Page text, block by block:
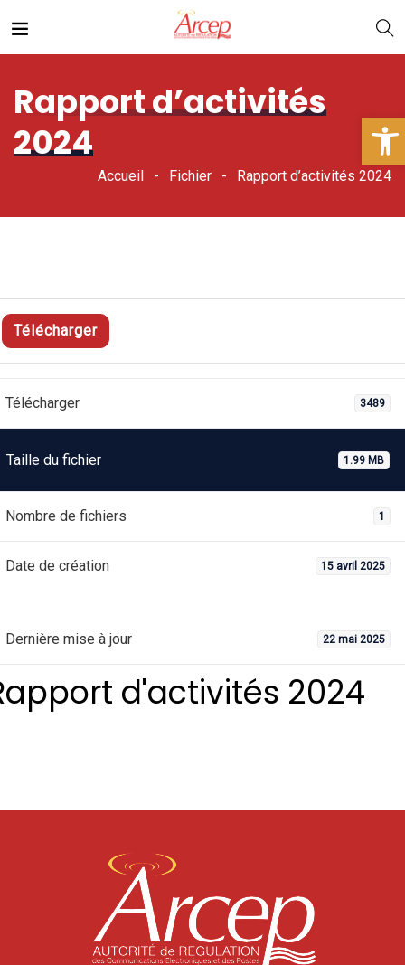
Rapport d’activités
2024
Accueil Fichier Rapport d’activités 2024
Télécharger
Télécharger 3489
Taille du fichier 1.99 MB
Nombre de fichiers 1
Date de création 15 avril 2025
Dernière mise à jour 22 mai 2025
d'activités 2024